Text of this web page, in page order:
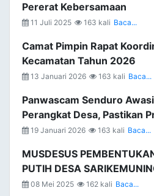
Pererat Kebersamaan
11 Juli 2025 163 kali Baca...
Camat Pimpin Rapat
Kecamatan Tahun 2026
13 Januari 2026 163 kali Baca...
Panwascam Senduro
Perangkat Desa, Pastikan
19 Januari 2026 163 kali Baca...
MUSDESUS
PUTIH DESA
08 Mei 2025 162 kali Baca...